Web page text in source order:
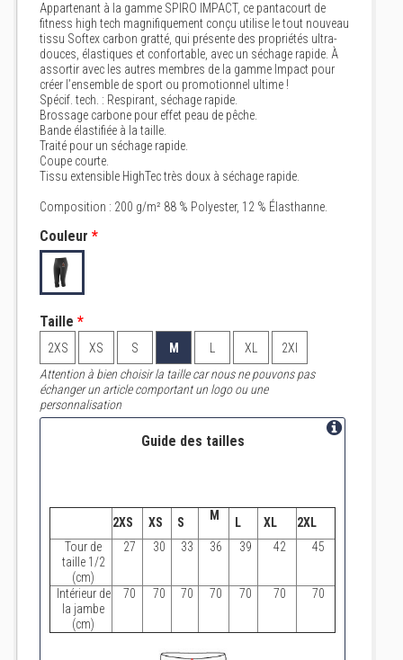
Appartenant à la gamme SPIRO IMPACT, ce pantacourt de
fitness high tech magnifiquement conçu utilise le tout nouveau
tissu Softex carbon gratté, qui présente des propriétés ultra-
douces, élastiques et confortable, avec un séchage rapide. À
assortir avec les autres membres de la gamme Impact pour
créer l’ensemble de sport ou promotionnel ultime !
Spécif. tech. : Respirant, séchage rapide.
Brossage carbone pour effet peau de pêche.
Bande élastifiée à la taille.
Traité pour un séchage rapide.
Coupe courte.
Tissu extensible HighTec très doux à séchage rapide.
Composition : 200 g/m² 88 % Polyester, 12 % Élasthanne.
Couleur *
Taille *
2XS XS S M XL
2Xl
Attention à bien choisir la taille car nous ne pouvons pas
échanger un article comportant un logo ou une
personnalisation
Guide des tailles
2XS XS S M L XL
2XL
Tour de
taille 1/2
(cm)
27 30 33 36 39 42 45
Intérieur de
la jambe
(cm)
70 70 70 70 70 70 70